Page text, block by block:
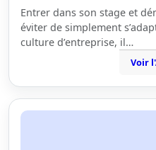
Entrer dans son stage et
éviter de simplement
culture d’entreprise, il…
Voir